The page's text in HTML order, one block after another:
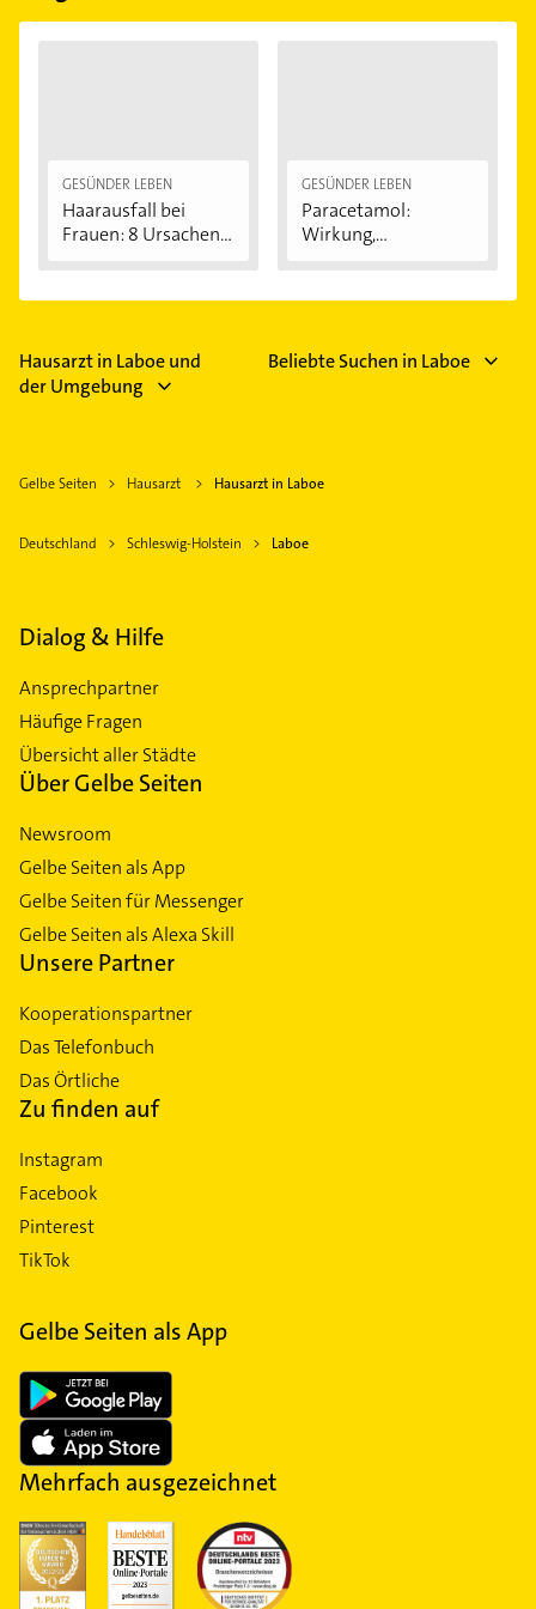
GESÜNDER LEBEN
Haarausfall bei
Frauen: 8 Ursachen...
GESÜNDER LEBEN
Paracetamol:
Wirkung,
Hausarzt in Laboe und
der Umgebung
Beliebte Suchen in Laboe
Gelbe Seiten Hausarzt Hausarzt in Laboe
Deutschland Schleswig-Holstein Laboe
Dialog & Hilfe
Ansprechpartner
Häufige Fragen
Übersicht aller Städte
Über Gelbe Seiten
Newsroom
Gelbe Seiten als App
Gelbe Seiten für Messenger
Gelbe Seiten als Alexa Skill
Unsere Partner
Kooperationspartner
Das Telefonbuch
Das Örtliche
Zu finden auf
Instagram
Facebook
Pinterest
TikTok
Gelbe Seiten als App
Mehrfach ausgezeichnet